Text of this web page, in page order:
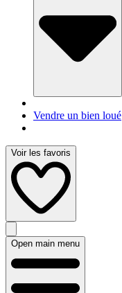
Vendre un bien loué
Voir les favoris
Open main menu